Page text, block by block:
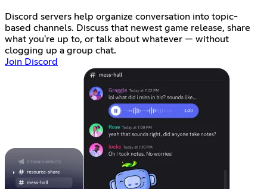
Discord servers help organize conversation into topic-
based channels. Discuss that newest game release, share
what you're up to, or talk about whatever — without
clogging up a group chat.
Join Discord